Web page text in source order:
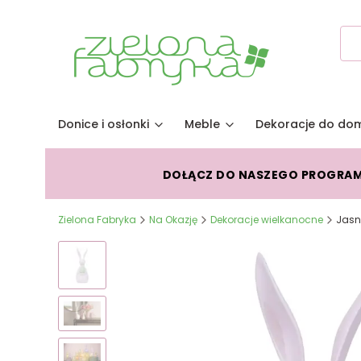
Donice i osłonki Meble Dekoracje do
DOŁĄCZ DO NASZEGO
Zielona Fabryka Na Okazję Dekoracje wielkanocne